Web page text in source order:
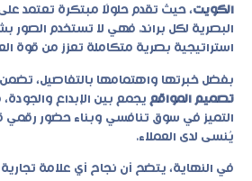
الكويت، حيث تقدم حلولًا مبتكرة تعتمد
البصرية لكل براند. فهي لا تستخدم الصور
استراتيجية بصرية متكاملة تعزز من قوة
بفضل خبرتها واهتمامها بالتفاصيل،
تصميم المواقع يجمع بين الإبداع
التميز في سوق تنافسي وبناء حضور رقمي
يُنسى لدى العملاء.
في النهاية، يتضح أن نجاح أي علامة